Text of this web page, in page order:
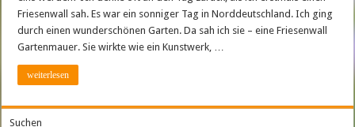
Friesenwall sah. Es war ein sonniger Tag in Norddeutschland. Ich ging
durch einen wunderschönen Garten. Da sah ich sie – eine Friesenwall
Gartenmauer. Sie wirkte wie ein Kunstwerk, …
weiterlesen
Suchen